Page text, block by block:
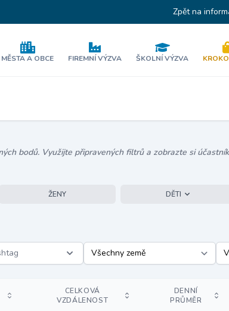
Zpět na
MĚSTA A OBCE FIREMNÍ VÝZVA ŠKOLNÍ VÝZVA
bodů. Využijte připravených filtrů a zobrazte si
ŽENY DĚTI
CELKOVÁ
VZDÁLENOST
DENNÍ
PRŮMĚR